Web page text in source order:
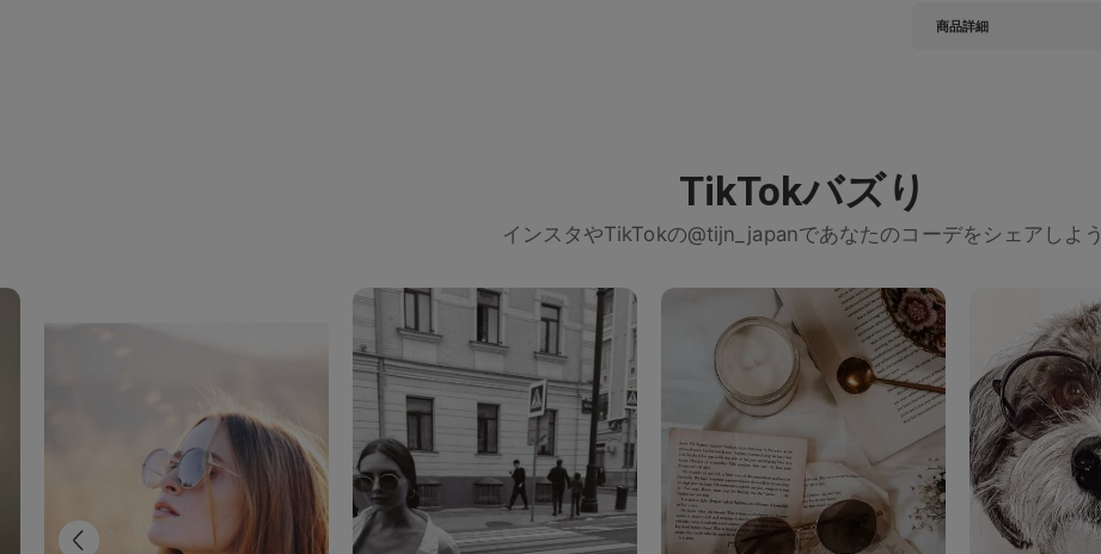
商品詳細
TikTokバズり
インスタやTikTokの@tijn_japanであなたのコーデをシェアしよう